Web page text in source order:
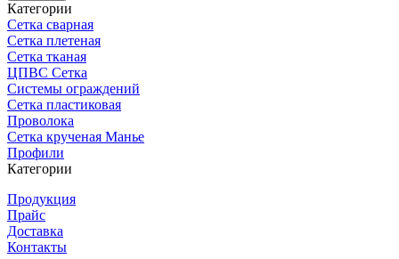
Категории
Сетка сварная
Сетка плетеная
Сетка тканая
ЦПВС Сетка
Системы ограждений
Сетка пластиковая
Проволока
Сетка крученая Манье
Профили
Категории
Продукция
Прайс
Доставка
Контакты